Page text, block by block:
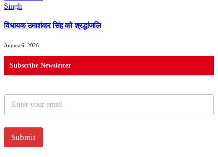
विधायक उमाशंकर सिंह को श्रद्धांजलि
August 6, 2026
Subscribe Newsletter
a
i
*
Submit